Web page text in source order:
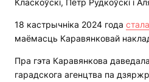
18 кастрычніка 2024 года
маёмасць Каравянковай
Пра гэта Каравянкова
гарадскога агенцтва па